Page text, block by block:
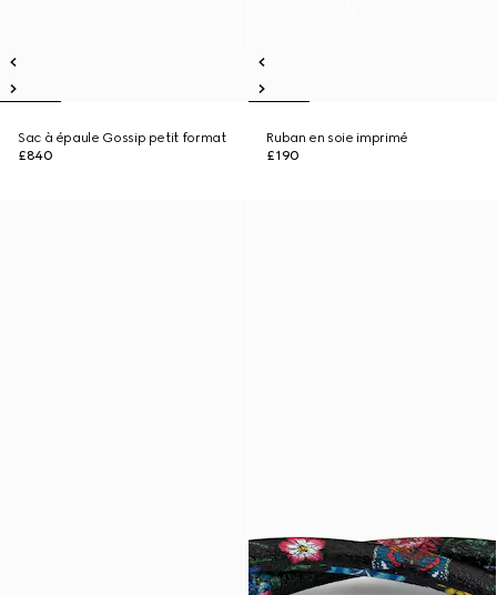
Sac à épaule Gossip petit format
£840
Ruban en soie imprimé
£190